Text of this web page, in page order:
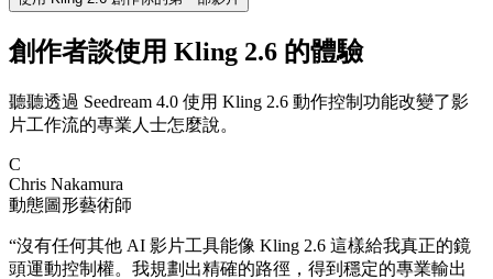
創作者談使用 Kling 2.6 的體驗
聽聽透過 Seedream 4.0 使用 Kling 2.6 動作控制功能改變了影
片工作流的專業人士怎麼說。
C
Chris Nakamura
動態圖形藝術師
“沒有任何其他 AI 影片工具能像 Kling 2.6 這樣給我真正的鏡
頭運動控制權。我規劃出精確的路徑，得到穩定的專業輸出